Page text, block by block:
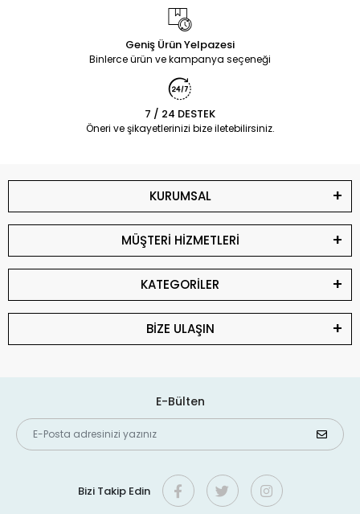
Geniş Ürün Yelpazesi
Binlerce ürün ve kampanya seçeneği
7 / 24 DESTEK
Öneri ve şikayetlerinizi bize iletebilirsiniz.
KURUMSAL
MÜŞTERİ HİZMETLERİ
KATEGORİLER
BİZE ULAŞIN
E-Bülten
Bizi Takip Edin